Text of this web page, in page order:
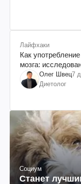
Лайфхаки
Как
мозга:
Олег Швец7
Диетолог
Социум
Станет